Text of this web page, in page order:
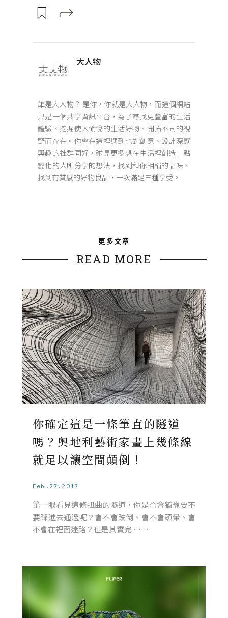
大人物
誰是大人物？ 是你，你就是大人物，而這個網站
只是一個共享資訊平台，為了尋找更豐富的生活
體驗、挖掘使人愉悅的生活好物、開拓不同的視
野而存在。你會在這裡遇到也對創意、設計深感
興趣的社群同好，碰見更多想在生活裡創造一點
變化的人所分享的想法，找到和你相稱的品味、
找到有質感的好物良品，一次滿足三種享受。
更多文章
READ MORE
你確定這是一條筆直的隧道
嗎？奧地利藝術家畫上幾條線
就足以讓空間顛倒！
Feb.27.2017
第一眼看見這條扭曲的隧道，你是否會猶豫要不
要踩進去通過呢？會不會跌倒、會不會頭暈、會
不會在裡面迷路？但是其實完 ……